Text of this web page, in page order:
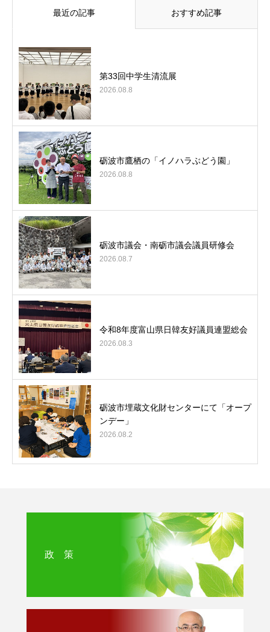
最近の記事 おすすめ記事
第33回中学生清流展
2026.08.8
砺波市鷹栖の「イノハラぶどう園」
2026.08.8
砺波市議会・南砺市議会議員研修会
2026.08.7
令和8年度富山県日韓友好議員連盟総会
2026.08.3
砺波市埋蔵文化財センターにて「オープ
ンデー」
2026.08.2
政 策